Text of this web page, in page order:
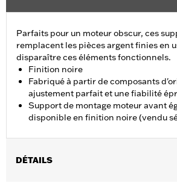
Parfaits pour un moteur obscur, ces
remplacent les pièces argent finies en
disparaître ces éléments fonctionnels.
Finition noire
Fabriqué à partir de composants
ajustement parfait et une fiabilité
Support de montage moteur avant
disponible en finition noire (vendu
DÉTAILS